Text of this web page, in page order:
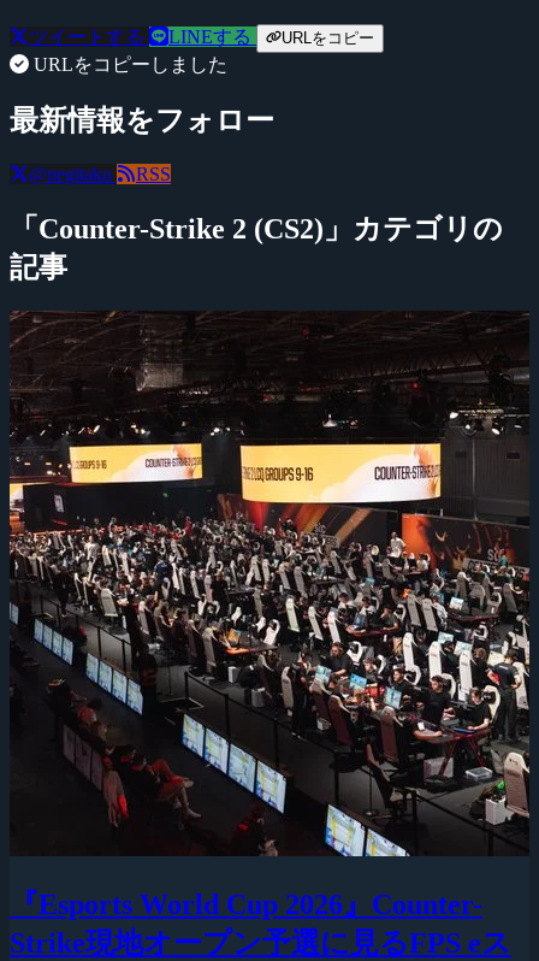
ツイートする LINEする URLをコピー
URLをコピーしました
最新情報をフォロー
@negitaku RSS
「Counter-Strike 2 (CS2)」カテゴリの
記事
『Esports World Cup 2026』Counter-
Strike現地オープン予選に見るFPS eス